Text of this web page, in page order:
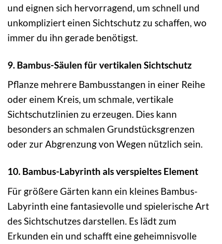
und eignen sich hervorragend, um schnell und
unkompliziert einen Sichtschutz zu schaffen, wo
immer du ihn gerade benötigst.
9. Bambus-Säulen für vertikalen Sichtschutz
Pflanze mehrere Bambusstangen in einer Reihe
oder einem Kreis, um schmale, vertikale
Sichtschutzlinien zu erzeugen. Dies kann
besonders an schmalen Grundstücksgrenzen
oder zur Abgrenzung von Wegen nützlich sein.
10. Bambus-Labyrinth als verspieltes Element
Für größere Gärten kann ein kleines Bambus-
Labyrinth eine fantasievolle und spielerische Art
des Sichtschutzes darstellen. Es lädt zum
Erkunden ein und schafft eine geheimnisvolle